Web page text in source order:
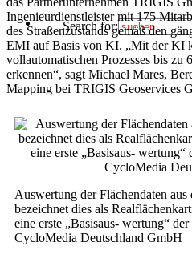
Search for:
Ingenieurdienstleister mit 175
des Straßenzustands gemäß den
EMI auf Basis von KI. „Mit der KI
vollautomatischen Prozesses bis zu
erkennen“, sagt Michael Mares,
Mapping bei TRIGIS Geoservices
Auswertung der Flächendaten
bezeichnet dies als
eine erste „Basisaus- wertung“
CycloMedia Deutschland GmbH